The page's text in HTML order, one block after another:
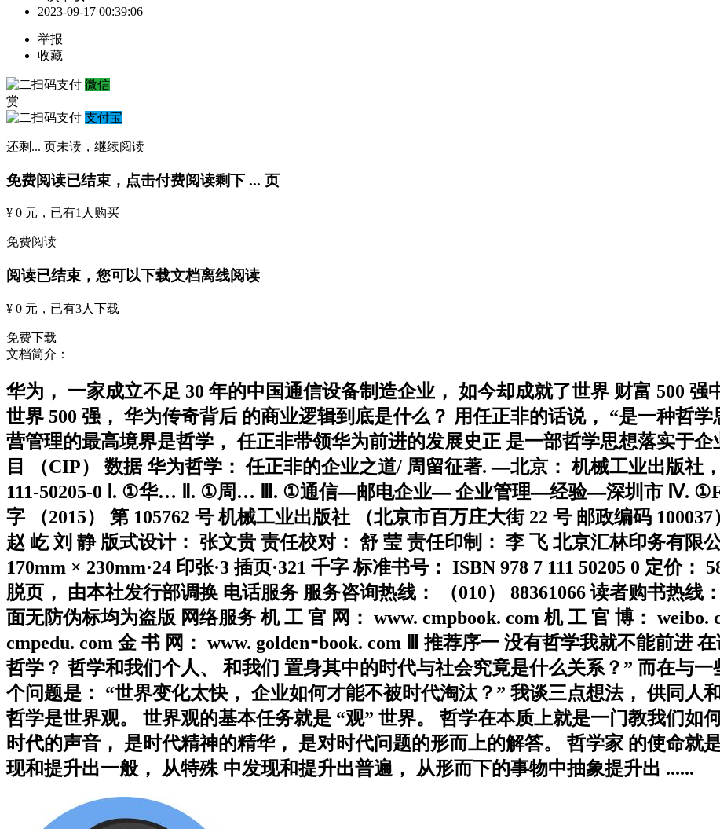
2023-09-17 00:39:06
举报
收藏
微信
赏
支付宝
还剩 ... 页未读， 继续阅读
免费阅读已结束，点击付费阅读剩下 ... 页
¥ 0 元 ，已有1 人购买
免费阅读
阅读已结束，您可以下载文档离线阅读
¥ 0 元 ，已有3人下载
免费下载
文档简介：
华为， 一家成立不足 30 年的中国通信设备制造企业， 如今却成就了世界 财富 500
世界 500 强， 华为传奇背后 的商业逻辑到底是什么？ 用任正非的话说， “是一种哲
营管理的最高境界是哲学， 任正非带领华为前进的发展史正 是一部哲学思想落实于
目 （CIP） 数据 华为哲学： 任正非的企业之道/ 周留征著. —北京： 机械工业出版社，
111-50205-0 Ⅰ. ①华… Ⅱ. ①周… Ⅲ. ①通信—邮电企业— 企业管理—经验—深圳市 Ⅳ.
字 （2015） 第 105762 号 机械工业出版社 （北京市百万庄大街 22 号 邮政编码
赵 屹 刘 静 版式设计： 张文贵 责任校对： 舒 莹 责任印制： 李 飞 北京汇林印务有限
170mm × 230mm·24 印张·3 插页·321 千字 标准书号： ISBN 978 7 111 50205 0 定价：
脱页， 由本社发行部调换 电话服务 服务咨询热线： （010） 88361066 读者购书热线
面无防伪标均为盗版 网络服务 机 工 官 网： www. cmpbook. com 机 工 官 博： weibo.
cmpedu. com 金 书 网： www. golden⁃book. com Ⅲ 推荐序一 没有哲学我就不能前进
哲学？ 哲学和我们个人、 和我们 置身其中的时代与社会究竟是什么关系？” 而在与
个问题是： “世界变化太快， 企业如何才能不被时代淘汰？” 我谈三点想法， 供同人
哲学是世界观。 世界观的基本任务就是 “观” 世界。 哲学在本质上就是一门教我们如
时代的声音， 是时代精神的精华， 是对时代问题的形而上的解答。 哲学家 的使命就
现和提升出一般， 从特殊 中发现和提升出普遍， 从形而下的事物中抽象提升出 ......